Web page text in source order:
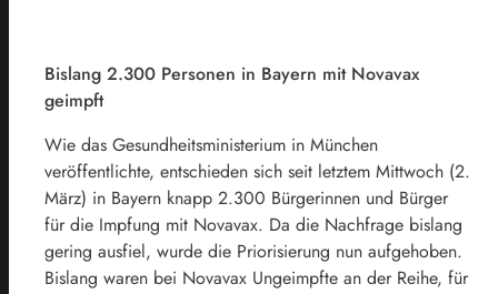
Bislang 2.300 Personen in Bayern mit Novavax
geimpft
Wie das Gesundheitsministerium in München
veröffentlichte, entschieden sich seit letztem Mittwoch (2.
März) in Bayern knapp 2.300 Bürgerinnen und Bürger
für die Impfung mit Novavax. Da die Nachfrage bislang
gering ausfiel, wurde die Priorisierung nun aufgehoben.
Bislang waren bei Novavax Ungeimpfte an der Reihe, für